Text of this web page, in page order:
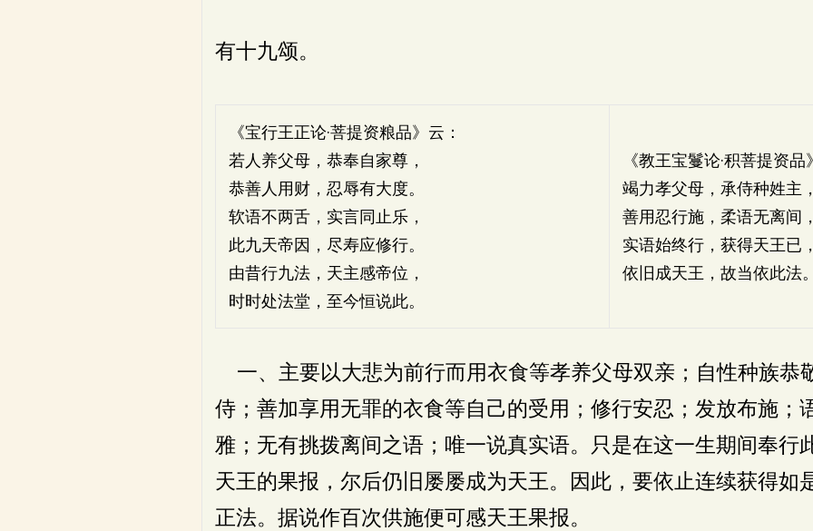
有十九颂。
《宝行王正论·菩提资粮品》云：
若人养父母，恭奉自家尊，
恭善人用财，忍辱有大度。
软语不两舌，实言同止乐，
此九天帝因，尽寿应修行。
由昔行九法，天主感帝位，
时时处法堂，至今恒说此。
《教王宝鬘论·积菩提资品
竭力孝父母，承侍种姓主，
善用忍行施，柔语无离间，
实语始终行，获得天王已，
依旧成天王，故当依此法。
一、主要以大悲为前行而用衣食等孝养父母双亲；自性种族恭
侍；善加享用无罪的衣食等自己的受用；修行安忍；发放布施；
雅；无有挑拨离间之语；唯一说真实语。只是在这一生期间奉行
天王的果报，尔后仍旧屡屡成为天王。因此，要依止连续获得如
正法。据说作百次供施便可感天王果报。